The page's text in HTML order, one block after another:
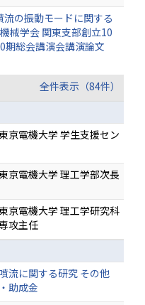
流の振動モードに関する
械学会 関東支部創立10
期総会講演会講演論文
全件表示（84件）
京電機大学 学生支援セン
京電機大学 理工学部次長
京電機大学 理工学研究科
攻主任
流に関する研究 その他
助成金